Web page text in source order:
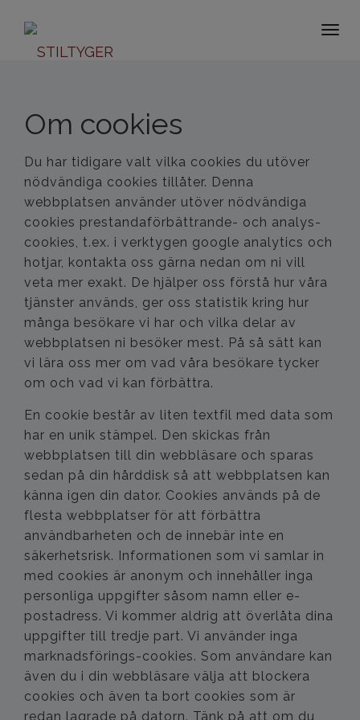
Om cookies
Du har tidigare valt vilka cookies du utöver
nödvändiga cookies tillåter. Denna
webbplatsen använder utöver nödvändiga
cookies prestandaförbättrande- och analys-
cookies, t.ex. i verktygen google analytics och
hotjar, kontakta oss gärna nedan om ni vill
veta mer exakt. De hjälper oss förstå hur våra
tjänster används, ger oss statistik kring hur
många besökare vi har och vilka delar av
webbplatsen ni besöker mest. På så sätt kan
vi lära oss mer om vad våra besökare tycker
om och vad vi kan förbättra.
En cookie består av liten textfil med data som
har en unik stämpel. Den skickas från
webbplatsen till din webbläsare och sparas
sedan på din hårddisk så att webbplatsen kan
känna igen din dator. Cookies används på de
flesta webbplatser för att förbättra
användbarheten och de innebär inte en
säkerhetsrisk. Informationen som vi samlar in
med cookies är anonym och innehåller inga
personliga uppgifter såsom namn eller e-
postadress. Vi kommer aldrig att överlåta dina
uppgifter till tredje part. Vi använder inga
marknadsförings-cookies. Som användare kan
även du i din webbläsare välja att blockera
cookies och även ta bort cookies som är
redan lagrade på datorn. Tänk på att om du